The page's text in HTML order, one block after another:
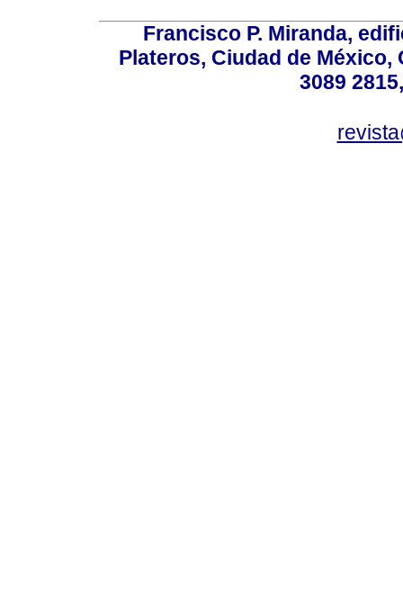
Francisco P. Miranda,
Plateros, Ciudad de México,
3089